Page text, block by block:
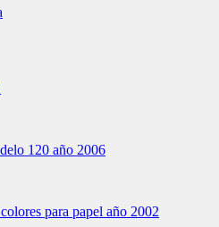
120 año 2006
para papel año 2002